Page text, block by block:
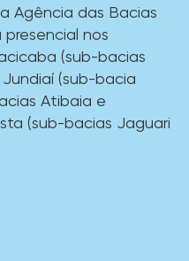
Agência das Bacias
nos
(sub-bacias
(sub-bacia
Atibaia e
(sub-bacias Jaguari